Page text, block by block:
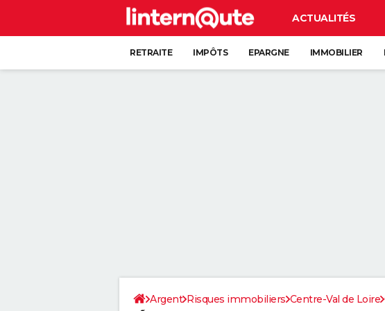
ACTUALITÉS
RETRAITE IMPÔTS EPARGNE IMMOBILIER
Argent Risques immobiliers Centre-Val de Loire